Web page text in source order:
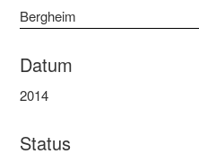
Bergheim
Datum
2014
Status